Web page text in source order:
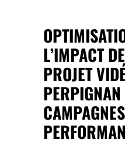
L’IMPACT
PROJET
PERPIGNAN